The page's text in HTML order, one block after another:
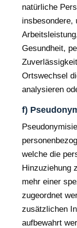
natürliche
insbesondere,
Gesundheit,
Ortswechsel
analysieren
f)
welche die
Hinzuziehung
mehr einer
zugeordnet
zusätzlichen
aufbewahrt